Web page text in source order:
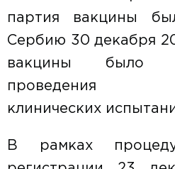
партия вакцины
Сербию 30 декабря
вакцины было
проведения
клинических
В рамках